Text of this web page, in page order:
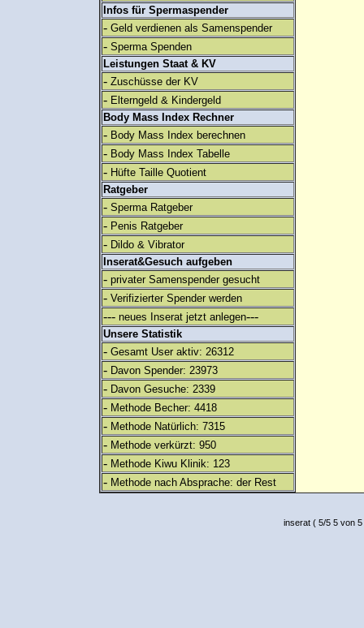
Infos für Spermaspender
- Geld verdienen als Samenspender
- Sperma Spenden
Leistungen Staat & KV
- Zuschüsse der KV
- Elterngeld & Kindergeld
Body Mass Index Rechner
- Body Mass Index berechnen
- Body Mass Index Tabelle
- Hüfte Taille Quotient
Ratgeber
- Sperma Ratgeber
- Penis Ratgeber
- Dildo & Vibrator
Inserat&Gesuch aufgeben
- privater Samenspender gesucht
- Verifizierter Spender werden
--- neues Inserat jetzt anlegen---
Unsere Statistik
- Gesamt User aktiv: 26312
- Davon Spender: 23973
- Davon Gesuche: 2339
- Methode Becher: 4418
- Methode Natürlich: 7315
- Methode verkürzt: 950
- Methode Kiwu Klinik: 123
- Methode nach Absprache: der Rest
inserat( 5/5 5 von 5